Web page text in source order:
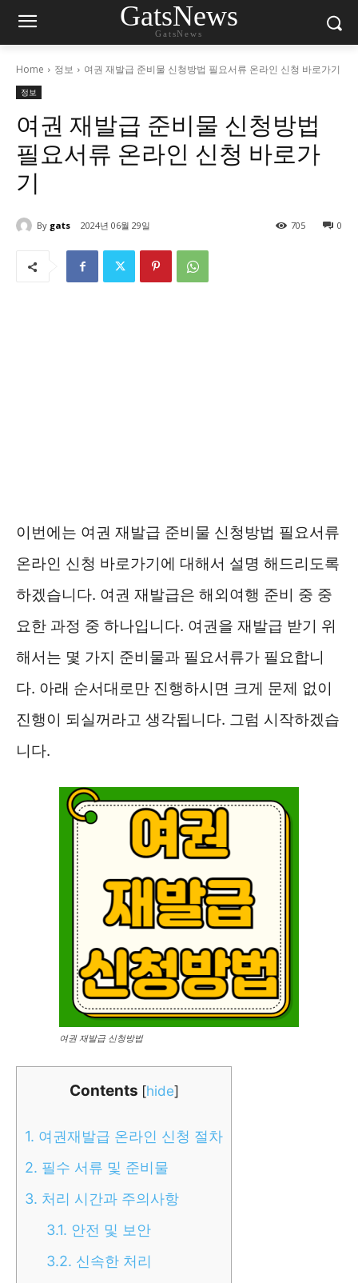
GatsNews
GatsNews
Home 정보 여권 재발급 준비물 신청방법 필요서류 온라인 신청 바로가기
정보
여권 재발급 준비물 신청방법
필요서류 온라인 신청 바로가
기
By gats 2024년 06월 29일 0
705
이번에는 여권 재발급 준비물 신청방법 필요서류
온라인 신청 바로가기에 대해서 설명 해드리도록
하겠습니다. 여권 재발급은 해외여행 준비 중 중
요한 과정 중 하나입니다. 여권을 재발급 받기 위
해서는 몇 가지 준비물과 필요서류가 필요합니
다. 아래 순서대로만 진행하시면 크게 문제 없이
진행이 되실꺼라고 생각됩니다. 그럼 시작하겠습
니다.
여권 재발급 신청방법
Contents [hide]
1. 여권재발급 온라인 신청 절차
2. 필수 서류 및 준비물
3. 처리 시간과 주의사항
3.1. 안전 및 보안
3.2. 신속한 처리